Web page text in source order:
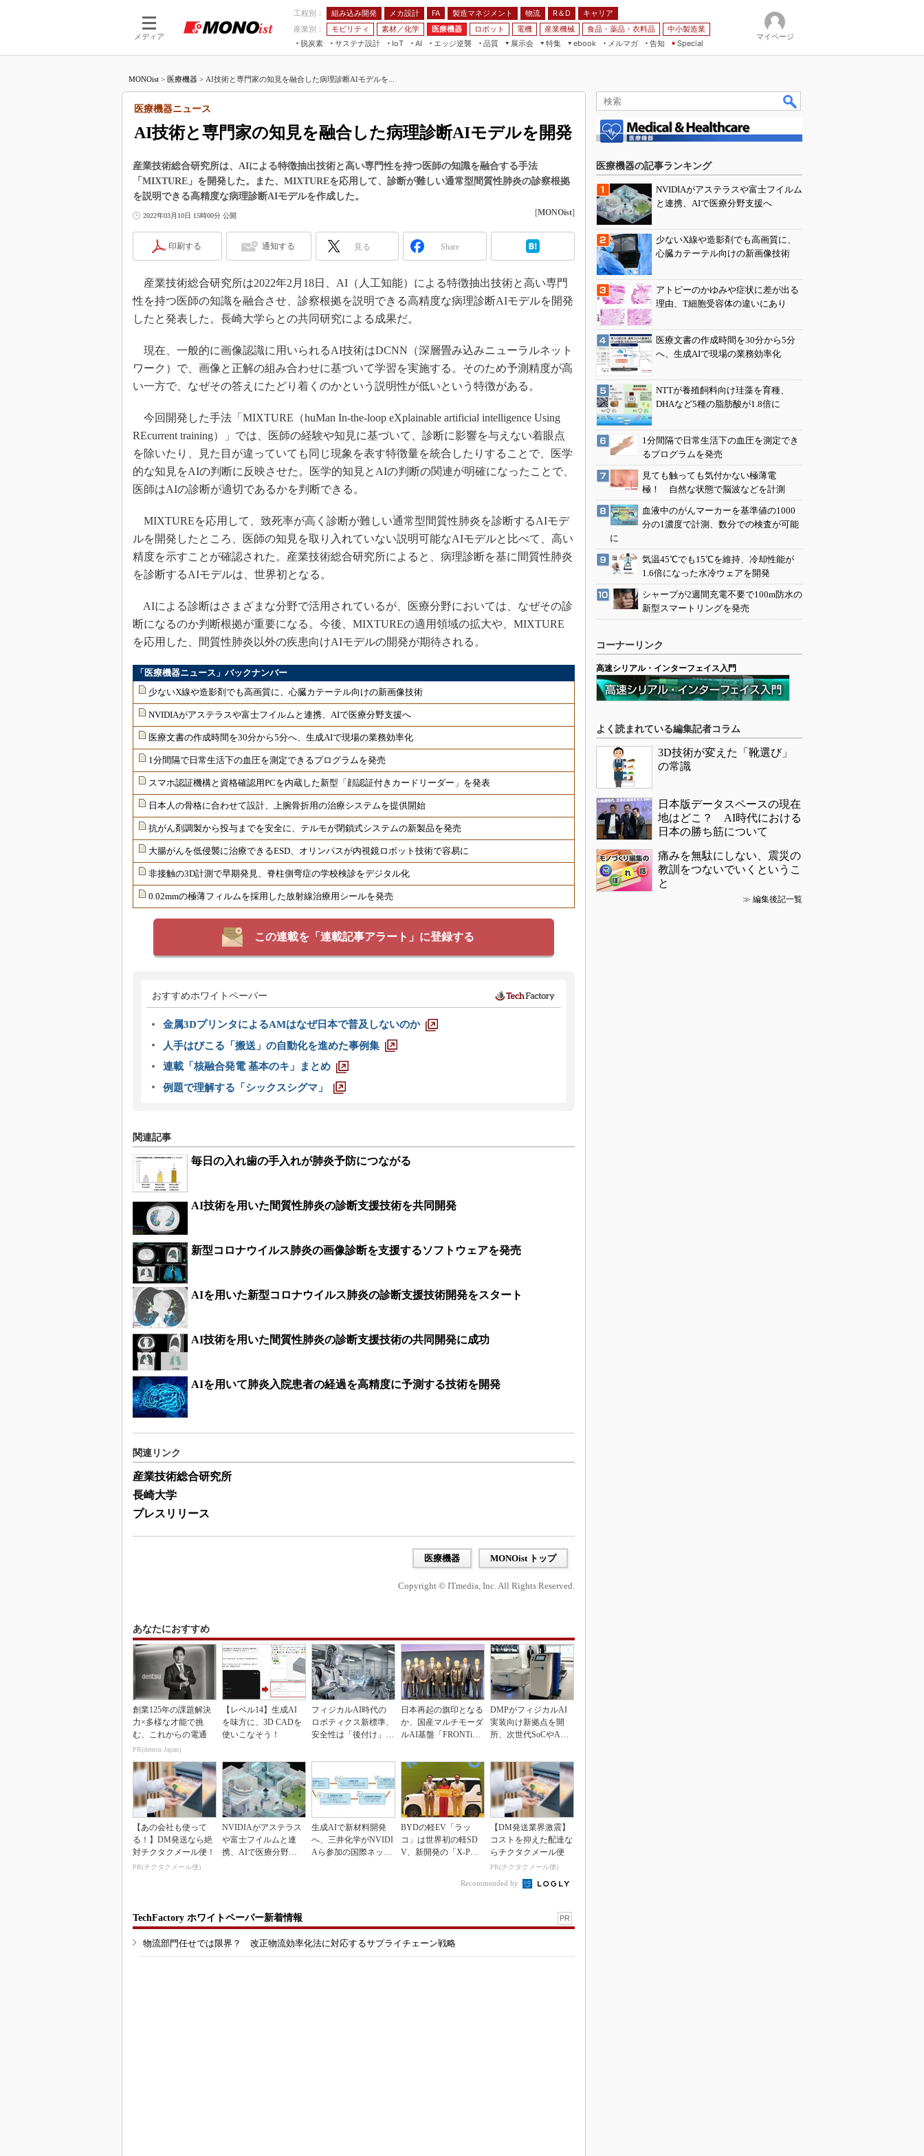
メディア
工程別： 組み込み開発 メカ設計 FA 製造マネジメント 物流 R＆D
キャリア
産業別：
モビリティ 素材／化学 医療機器 ロボット 電機 産業機械 食品・薬品・衣料品
中小製造業
脱炭素
サステナ設計
IoT
つながる工場
AI
AI×設備保全
エッジ逆襲 品質
展示会
JIMTOF
IIFES
ジャパンモビリティショー
スマート工場EXPO
EdgeTech+
日本ものづくりワールド
AUTOMOTIVE WORLD
産業オープンネット展
特集
VR／AR
フィールドサービス
FPGA
組み込み画像技術
車載ソフト開発
無償設計ツール
S＆OP
インダストリー4.0
製造業ビッグデータ
メイドインジャパン
植物工場
グローバル設計・開発
制御セキュリティ
ebook
FA
モビリティ
素材／化学
メルマガ
告知 Special
マイページ
MONOist > 医療機器 > AI技術と専門家の知見を融合した病理診断AIモデルを...
AI技術と専門家の知見を融合した病理診断AIモデルを開発
医療機器ニュース
産業技術総合研究所は、AIによる特徴抽出技術と高い専門性を持つ医師の知識を融合する手法
「MIXTURE」を開発した。また、MIXTUREを応用して、診断が難しい通常型間質性肺炎の診察根拠
を説明できる高精度な病理診断AIモデルを作成した。
2022年03月10日 15時00分 公開 [MONOist]
印刷する 通知する 見る Share
産業技術総合研究所は2022年2月18日、AI（人工知能）による特徴抽出技術と高い専門
性を持つ医師の知識を融合させ、診察根拠を説明できる高精度な病理診断AIモデルを開発
したと発表した。長崎大学らとの共同研究による成果だ。
現在、一般的に画像認識に用いられるAI技術はDCNN（深層畳み込みニューラルネット
ワーク）で、画像と正解の組み合わせに基づいて学習を実施する。そのため予測精度が高
い一方で、なぜその答えにたどり着くのかという説明性が低いという特徴がある。
今回開発した手法「MIXTURE（huMan In-the-loop eXplainable artificial intelligence Using
REcurrent training）」では、医師の経験や知見に基づいて、診断に影響を与えない着眼点
を除いたり、見た目が違っていても同じ現象を表す特徴量を統合したりすることで、医学
的な知見をAIの判断に反映させた。医学的知見とAIの判断の関連が明確になったことで、
医師はAIの診断が適切であるかを判断できる。
MIXTUREを応用して、致死率が高く診断が難しい通常型間質性肺炎を診断するAIモデ
ルを開発したところ、医師の知見を取り入れていない説明可能なAIモデルと比べて、高い
精度を示すことが確認された。産業技術総合研究所によると、病理診断を基に間質性肺炎
を診断するAIモデルは、世界初となる。
AIによる診断はさまざまな分野で活用されているが、医療分野においては、なぜその診
断になるのか判断根拠が重要になる。今後、MIXTUREの適用領域の拡大や、MIXTURE
を応用した、間質性肺炎以外の疾患向けAIモデルの開発が期待される。
「医療機器ニュース」バックナンバー
少ないX線や造影剤でも高画質に、心臓カテーテル向けの新画像技術
NVIDIAがアステラスや富士フイルムと連携、AIで医療分野支援へ
医療文書の作成時間を30分から5分へ、生成AIで現場の業務効率化
1分間隔で日常生活下の血圧を測定できるプログラムを発売
スマホ認証機構と資格確認用PCを内蔵した新型「顔認証付きカードリーダー」を発表
日本人の骨格に合わせて設計、上腕骨折用の治療システムを提供開始
抗がん剤調製から投与までを安全に、テルモが閉鎖式システムの新製品を発売
大腸がんを低侵襲に治療できるESD、オリンパスが内視鏡ロボット技術で容易に
非接触の3D計測で早期発見、脊柱側弯症の学校検診をデジタル化
0.02mmの極薄フィルムを採用した放射線治療用シールを発売
この連載を「連載記事アラート」に登録する
おすすめホワイトペーパー
金属3DプリンタによるAMはなぜ日本で普及しないのか
人手はびこる「搬送」の自動化を進めた事例集
連載「核融合発電 基本のキ」まとめ
例題で理解する「シックスシグマ」
関連記事
毎日の入れ歯の手入れが肺炎予防につながる
AI技術を用いた間質性肺炎の診断支援技術を共同開発
新型コロナウイルス肺炎の画像診断を支援するソフトウェアを発売
AIを用いた新型コロナウイルス肺炎の診断支援技術開発をスタート
AI技術を用いた間質性肺炎の診断支援技術の共同開発に成功
AIを用いて肺炎入院患者の経過を高精度に予測する技術を開発
関連リンク
産業技術総合研究所
長崎大学
プレスリリース
医療機器 MONOist トップ
Copyright © ITmedia, Inc. All Rights Reserved.
あなたにおすすめ
創業125年の課題解決
力×多様な才能で挑
む、これからの電通
PR(dentsu Japan)
【レベル14】生成AI
を味方に、3D CADを
使いこなそう！
フィジカルAI時代の
ロボティクス新標準、
安全性は「後付け」で
日本再起の旗印となる
か、国産マルチモーダ
ルAI基盤「FRONTi
DMPがフィジカルAI
実装向け新拠点を開
所、次世代SoCやAM
【あの会社も使って
る！】DM発送なら絶
対チクタクメール便！
PR(チクタクメール便)
NVIDIAがアステラス
や富士フイルムと連
携、AIで医療分野支
生成AIで新材料開発
へ、三井化学がNVIDI
Aら参加の国際ネット
BYDの軽EV「ラッ
コ」は世界初の軽SD
V、新開発の「X-PAC
【DM発送業界激震】
コストを抑えた配達な
らチクタクメール便
PR(チクタクメール便)
Recommended by
TechFactory ホワイトペーパー新着情報 PR
物流部門任せでは限界？ 改正物流効率化法に対応するサプライチェーン戦略
医療機器の記事ランキング
NVIDIAがアステラスや富士フイルム
と連携、AIで医療分野支援へ
少ないX線や造影剤でも高画質に、
心臓カテーテル向けの新画像技術
アトピーのかゆみや症状に差が出る
理由、T細胞受容体の違いにあり
医療文書の作成時間を30分から5分
へ、生成AIで現場の業務効率化
NTTが養殖飼料向け珪藻を育種、
DHAなど5種の脂肪酸が1.8倍に
1分間隔で日常生活下の血圧を測定でき
るプログラムを発売
見ても触っても気付かない極薄電
極！ 自然な状態で脳波などを計測
血液中のがんマーカーを基準値の1000
分の1濃度で計測、数分での検査が可能
に
気温45℃でも15℃を維持、冷却性能が
1.6倍になった水冷ウェアを開発
シャープが2週間充電不要で100m防水の
新型スマートリングを発売
コーナーリンク
高速シリアル・インターフェイス入門
よく読まれている編集記者コラム
3D技術が変えた「靴選び」
の常識
日本版データスペースの現在
地はどこ？ AI時代における
日本の勝ち筋について
痛みを無駄にしない、震災の
教訓をつないでいくというこ
と
≫ 編集後記一覧